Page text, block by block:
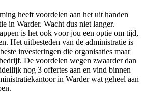
heeft voordelen aan het uit handen
in Warder. Wacht dus niet langer.
is het ook voor jou een optie om tijd,
Het uitbesteden van de administratie is
investeringen die organisaties maar
De voordelen wegen zwaarder dan
nog 3 offertes aan en vind binnen
in Warder wat geheel aan